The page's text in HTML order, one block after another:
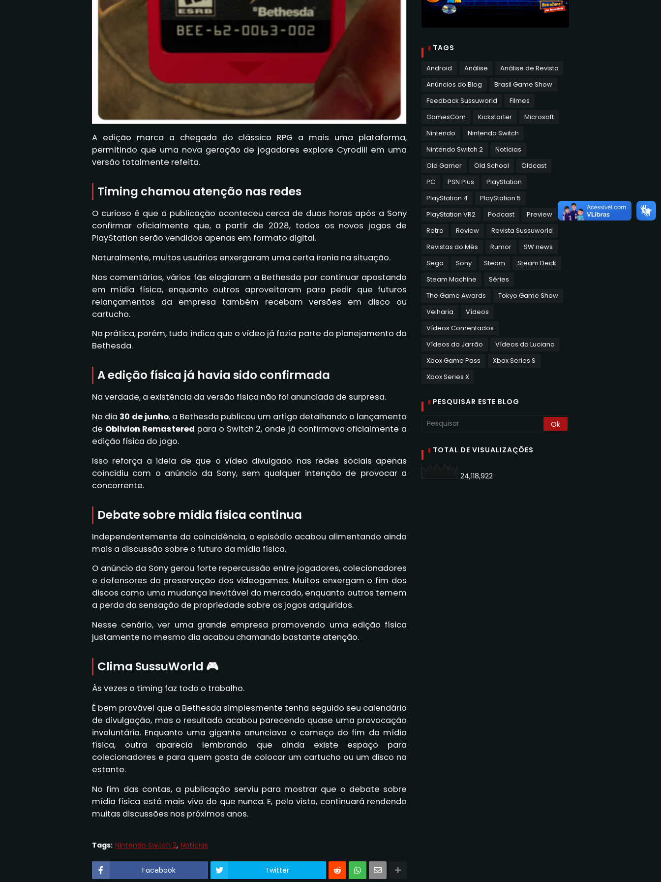
A edição marca a chegada do clássico RPG a mais uma plataforma,
permitindo que uma nova geração de jogadores explore Cyrodiil em uma
versão totalmente refeita.
Timing chamou atenção nas redes
O curioso é que a publicação aconteceu cerca de duas horas após a Sony
confirmar oficialmente que, a partir de 2028, todos os novos jogos de
PlayStation serão vendidos apenas em formato digital.
Naturalmente, muitos usuários enxergaram uma certa ironia na situação.
Nos comentários, vários fãs elogiaram a Bethesda por continuar apostando
em mídia física, enquanto outros aproveitaram para pedir que futuros
relançamentos da empresa também recebam versões em disco ou
cartucho.
Na prática, porém, tudo indica que o vídeo já fazia parte do planejamento da
Bethesda.
A edição física já havia sido confirmada
Na verdade, a existência da versão física não foi anunciada de surpresa.
No dia 30 de junho, a Bethesda publicou um artigo detalhando o lançamento
de Oblivion Remastered para o Switch 2, onde já confirmava oficialmente a
edição física do jogo.
Isso reforça a ideia de que o vídeo divulgado nas redes sociais apenas
coincidiu com o anúncio da Sony, sem qualquer intenção de provocar a
concorrente.
Debate sobre mídia física continua
Independentemente da coincidência, o episódio acabou alimentando ainda
mais a discussão sobre o futuro da mídia física.
O anúncio da Sony gerou forte repercussão entre jogadores, colecionadores
e defensores da preservação dos videogames. Muitos enxergam o fim dos
discos como uma mudança inevitável do mercado, enquanto outros temem
a perda da sensação de propriedade sobre os jogos adquiridos.
Nesse cenário, ver uma grande empresa promovendo uma edição física
justamente no mesmo dia acabou chamando bastante atenção.
Clima SussuWorld 🎮
Às vezes o timing faz todo o trabalho.
É bem provável que a Bethesda simplesmente tenha seguido seu calendário
de divulgação, mas o resultado acabou parecendo quase uma provocação
involuntária. Enquanto uma gigante anunciava o começo do fim da mídia
física, outra aparecia lembrando que ainda existe espaço para
colecionadores e para quem gosta de colocar um cartucho ou um disco na
estante.
No fim das contas, a publicação serviu para mostrar que o debate sobre
mídia física está mais vivo do que nunca. E, pelo visto, continuará rendendo
muitas discussões nos próximos anos.
Tags: Nintendo Switch 2 Notícias
Facebook Twitter
TAGS
Android Análise
Análise de Revista
Anúncios do Blog
Brasil Game Show
Feedback Sussuworld
Filmes
GamesCom
Kickstarter
Microsoft
Nintendo
Nintendo Switch
Nintendo Switch 2
Notícias
Old Gamer
Old School
Oldcast
PC
PSN Plus
PlayStation
PlayStation 4
PlayStation 5
PlayStation VR2
Podcast
Preview
Retro
Review
Revista Sussuworld
Revistas do Mês
Rumor
SW news
Sega
Sony Steam
Steam Deck
Steam Machine
Séries
The Game Awards
Tokyo Game Show
Velharia
Vídeos
Vídeos Comentados
Vídeos do Jarrão
Vídeos do Luciano
Xbox Game Pass
Xbox Series S
Xbox Series X
PESQUISAR ESTE BLOG
TOTAL DE VISUALIZAÇÕES
24,118,922